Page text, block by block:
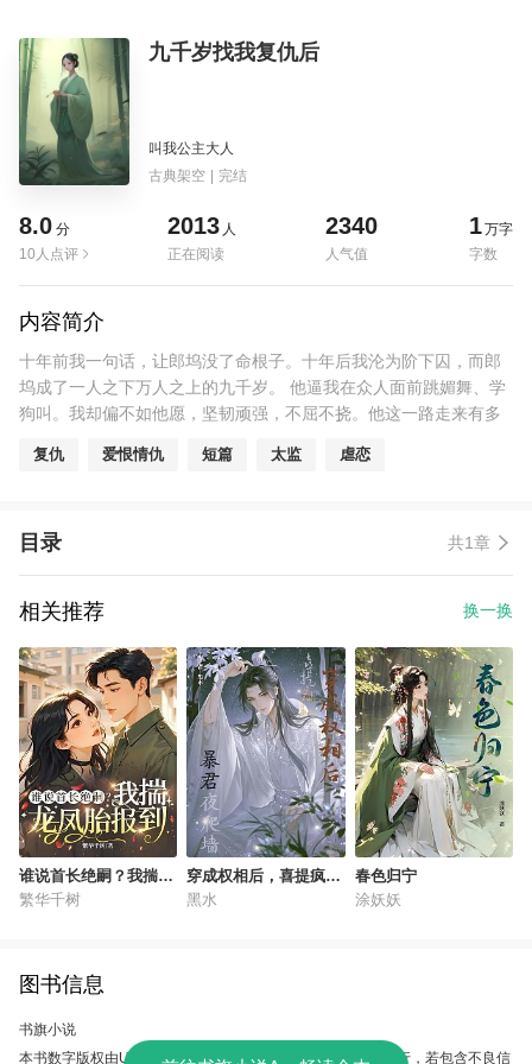
九千岁找我复仇后
叫我公主大人
古典架空 | 完结
8.0 分
10人点评
2013 人
正在阅读
2340
人气值
1万字
字数
内容简介
十年前我一句话，让郎坞没了命根子。十年后我沦为阶下囚，而郎
坞成了一人之下万人之上的九千岁。 他逼我在众人面前跳媚舞、学
狗叫。我却偏不如他愿，坚韧顽强，不屈不挠。他这一路走来有多
来，他毒发，颤抖地伸手要抚摸我的脸。“下黄泉我也要拉着你，休
复仇 爱恨情仇 短篇 太监 虐恋
目录 共1章
相关推荐 换一换
谁说首长绝嗣？我揣龙
凤胎报到
繁华千树
穿成权相后，喜提疯批
暴君夜爬墙
黑水
春色归宁
涂妖妖
图书信息
书旗小说
本书数字版权由UC故事会提供，授权本软件使用、制作、发行，若包含不良信